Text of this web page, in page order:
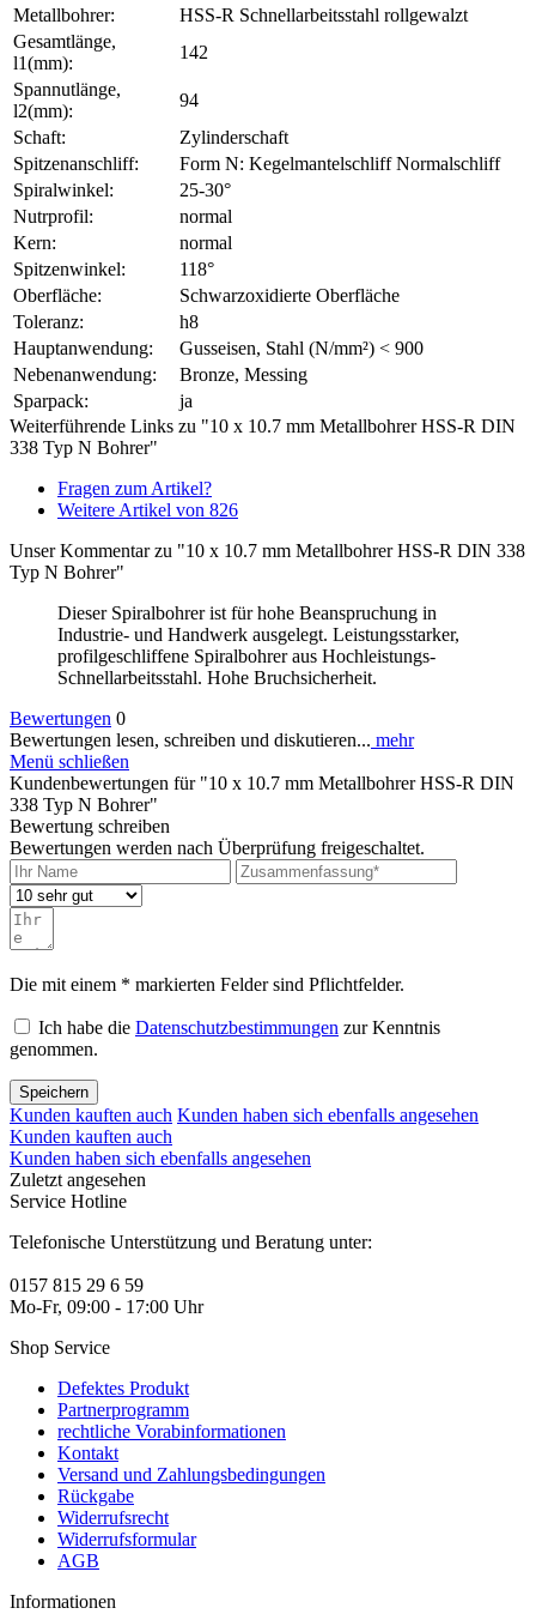
Metallbohrer:
HSS-R Schnellarbeitsstahl rollgewalzt
Gesamtlänge,
l1(mm):
142
Spannutlänge,
l2(mm):
94
Schaft:
Zylinderschaft
Spitzenanschliff:
Form N: Kegelmantelschliff Normalschliff
Spiralwinkel:
25-30°
Nutrprofil:
normal
Kern:
normal
Spitzenwinkel:
118°
Oberfläche:
Schwarzoxidierte Oberfläche
Toleranz:
h8
Hauptanwendung:
Gusseisen, Stahl (N/mm²) < 900
Nebenanwendung:
Bronze, Messing
Sparpack:
ja
Weiterführende Links zu "10 x 10.7 mm Metallbohrer HSS-R DIN
338 Typ N Bohrer"
Fragen zum Artikel?
Weitere Artikel von 826
Unser Kommentar zu "10 x 10.7 mm Metallbohrer HSS-R DIN 338
Typ N Bohrer"
Dieser Spiralbohrer ist für hohe Beanspruchung in
Industrie- und Handwerk ausgelegt. Leistungsstarker,
profilgeschliffene Spiralbohrer aus Hochleistungs-
Schnellarbeitsstahl. Hohe Bruchsicherheit.
Bewertungen 0
Bewertungen lesen, schreiben und diskutieren... mehr
Menü schließen
Kundenbewertungen für "10 x 10.7 mm Metallbohrer HSS-R DIN
338 Typ N Bohrer"
Bewertung schreiben
Bewertungen werden nach Überprüfung freigeschaltet.
Die mit einem * markierten Felder sind Pflichtfelder.
Ich habe die Datenschutzbestimmungen zur Kenntnis
genommen.
Speichern
Kunden kauften auch Kunden haben sich ebenfalls angesehen
Kunden kauften auch
Kunden haben sich ebenfalls angesehen
Zuletzt angesehen
Service Hotline
Telefonische Unterstützung und Beratung unter:
0157 815 29 6 59
Mo-Fr, 09:00 - 17:00 Uhr
Shop Service
Defektes Produkt
Partnerprogramm
rechtliche Vorabinformationen
Kontakt
Versand und Zahlungsbedingungen
Rückgabe
Widerrufsrecht
Widerrufsformular
AGB
Informationen